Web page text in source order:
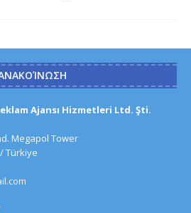
Ajansı Hizmetleri Ltd. Şti.
Megapol Tower
Türkiye